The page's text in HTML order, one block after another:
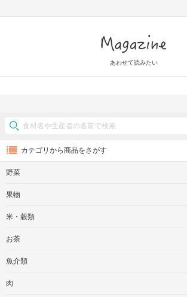
あわせて読みたい
カテゴリから商品をさがす
野菜
果物
米・穀類
お茶
魚介類
肉